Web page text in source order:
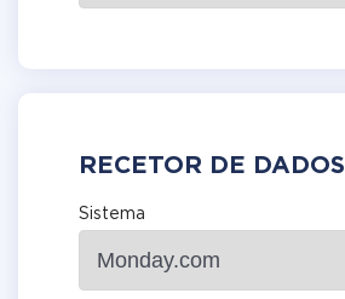
RECETOR DE DADOS
Sistema